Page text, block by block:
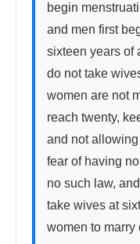
begin
and men first
sixteen years of
do not take
women are not
reach twenty,
and not
fear of having
no such law,
take wives at
women to marry